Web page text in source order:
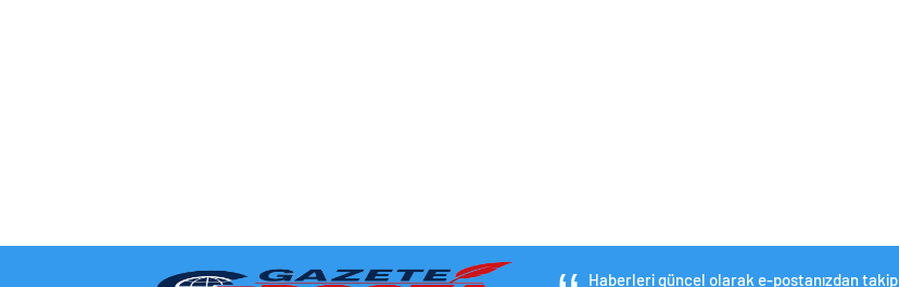
Haberleri güncel olarak e-postanızdan takip